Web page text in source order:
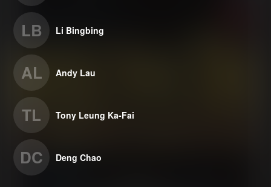
LB Li Bingbing
AL Andy Lau
TL Tony Leung Ka-Fai
DC Deng Chao